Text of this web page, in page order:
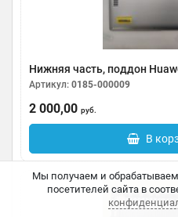
Нижняя часть, поддон
Артикул: 0185-000009
2 000,00 руб.
В
Мы получаем и
посетителей сайта в